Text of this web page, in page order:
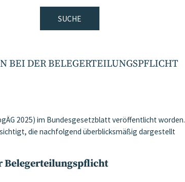
SUCHE
BEI DER BELEGERTEILUNGSPFLICHT
2025) im Bundesgesetzblatt veröffentlicht worden.
die nachfolgend überblicksmäßig dargestellt
Belegerteilungspflicht